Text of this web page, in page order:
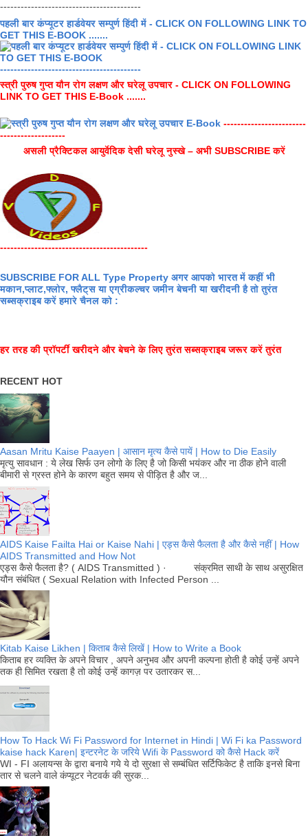
-----------------------------------------
पहली बार कंप्यूटर हार्डवेयर सम्पुर्ण हिंदी में - CLICK ON FOLLOWING LINK TO
GET THIS E-BOOK .......
-----------------------------------------
स्त्री पुरुष गुप्त यौन रोग लक्षण और घरेलू उपचार - CLICK ON FOLLOWING
LINK TO GET THIS E-Book .......
------------------------
-------------------
असली प्रैक्टिकल आयुर्वेदिक देसी घरेलू नुस्खे – अभी SUBSCRIBE करें
-------------------------------------------
SUBSCRIBE FOR ALL Type Property अगर आपको भारत में कहीं भी
मकान,प्लाट,फ्लोर, फ्लैट्स या एग्रीकल्चर जमीन बेचनी या खरीदनी है तो तुरंत
सब्सक्राइब करें हमारे चैनल को :
हर तरह की प्रॉपर्टी खरीदने और बेचने के लिए तुरंत सब्सक्राइब जरूर करें तुरंत
RECENT HOT
Aasan Mritu Kaise Paayen | आसान मृत्य कैसे पायें | How to Die Easily
मृत्यु सावधान : ये लेख सिर्फ उन लोगो के लिए है जो किसी भयंकर और ना ठीक होने वाली
बीमारी से ग्रस्त होने के कारण बहुत समय से पीड़ित है और ज...
AIDS Kaise Failta Hai or Kaise Nahi | एड्स कैसे फैलता है और कैसे नहीं | How
AIDS Transmitted and How Not
एड्स कैसे फैलता है? ( AIDS Transmitted ) · संक्रमित साथी के साथ असुरक्षित
यौन संबंधित ( Sexual Relation with Infected Person ...
Kitab Kaise Likhen | किताब कैसे लिखें | How to Write a Book
किताब हर व्यक्ति के अपने विचार , अपने अनुभव और अपनी कल्पना होती है कोई उन्हें अपने
तक ही सिमित रखता है तो कोई उन्हें कागज़ पर उतारकर स...
How To Hack Wi Fi Password for Internet in Hindi | Wi Fi ka Password
kaise hack Karen| इन्टरनेट के जरिये Wifi के Password को कैसे Hack करें
WI - FI अलायन्स के द्वारा बनाये गये ये दो सुरक्षा से सम्बंधित सर्टिफिकेट है ताकि इनसे बिना
तार से चलने वाले कंप्यूटर नेटवर्क की सुरक...